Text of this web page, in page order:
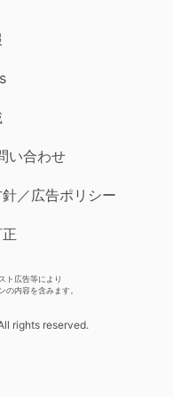
い合わせ
／広告ポリシー
ト広告等により
の内容を含みます。
rights reserved.